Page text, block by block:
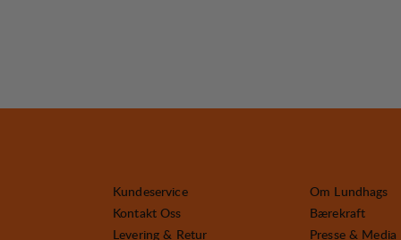
Kundeservice
Kontakt Oss
Levering & Retur
Om Lundhags
Bærekraft
Presse & Media